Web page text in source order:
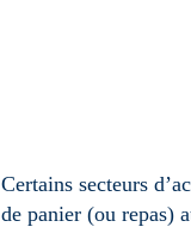
Certains secteurs
de panier (ou repas)